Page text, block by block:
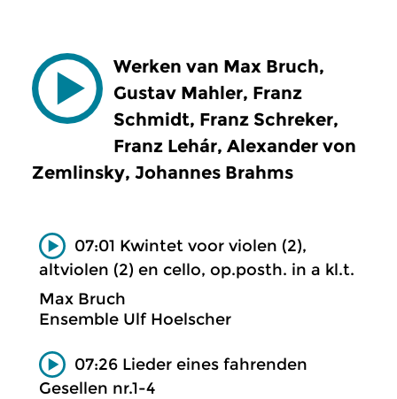
Werken van Max Bruch,
Gustav Mahler, Franz
Schmidt, Franz Schreker,
Franz Lehár, Alexander von
Zemlinsky, Johannes Brahms
07:01 Kwintet voor violen (2),
altviolen (2) en cello, op.posth. in a kl.t.
Max Bruch
Ensemble Ulf Hoelscher
07:26 Lieder eines fahrenden
Gesellen nr.1-4